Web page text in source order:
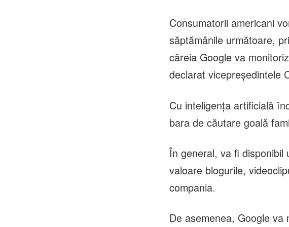
Consumatorii americani
săptămânile următoare,
căreia Google va
declarat vicepreşedintele
Cu inteligenţa artificială
bara de căutare goală
În general, va fi disponibil
valoare blogurile,
compania.
De asemenea, Google